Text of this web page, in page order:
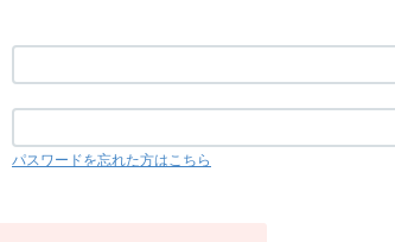
パスワードを忘れた方はこちら